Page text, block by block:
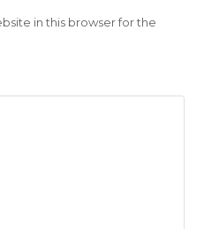
in this browser for the